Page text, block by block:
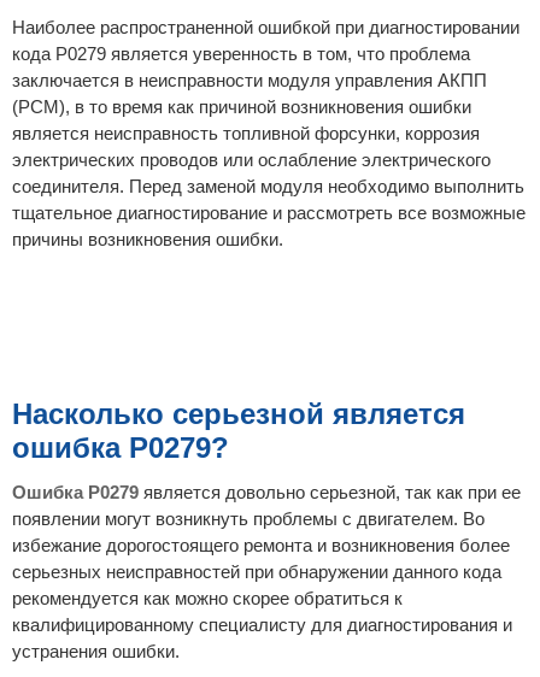
Наиболее распространенной ошибкой при диагностировании
кода P0279 является уверенность в том, что проблема
заключается в неисправности модуля управления АКПП
(PCM), в то время как причиной возникновения ошибки
является неисправность топливной форсунки, коррозия
электрических проводов или ослабление электрического
соединителя. Перед заменой модуля необходимо выполнить
тщательное диагностирование и рассмотреть все возможные
причины возникновения ошибки.
Насколько серьезной является
ошибка P0279?
Ошибка P0279 является довольно серьезной, так как при ее
появлении могут возникнуть проблемы с двигателем. Во
избежание дорогостоящего ремонта и возникновения более
серьезных неисправностей при обнаружении данного кода
рекомендуется как можно скорее обратиться к
квалифицированному специалисту для диагностирования и
устранения ошибки.